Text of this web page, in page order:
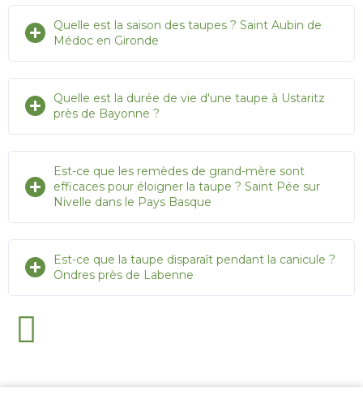
Quelle est la saison des taupes ? Saint Aubin de
Médoc en Gironde
Quelle est la durée de vie d'une taupe à Ustaritz
près de Bayonne ?
Est-ce que les remèdes de grand-mère sont
efficaces pour éloigner la taupe ? Saint Pée sur
Nivelle dans le Pays Basque
Est-ce que la taupe disparaît pendant la canicule ?
Ondres près de Labenne